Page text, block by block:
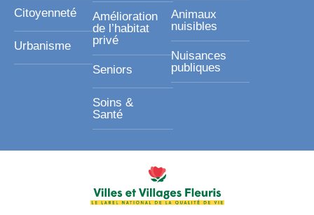
Citoyenneté
Urbanisme
Amélioration
de l’habitat
privé
Seniors
Soins &
Santé
Animaux
nuisibles
Nuisances
publiques